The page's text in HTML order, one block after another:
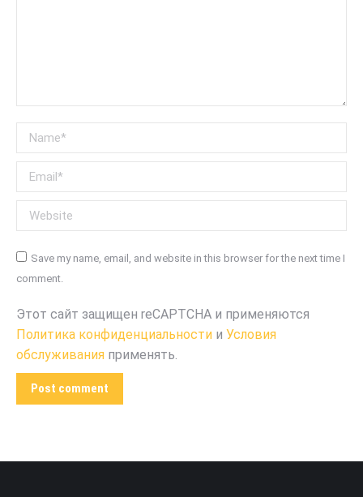
Name *
Email *
Website
Save my name, email, and website in this browser for the next time I
comment.
Этот сайт защищен reCAPTCHA и применяются
Политика конфиденциальности и Условия
обслуживания применять.
Post comment